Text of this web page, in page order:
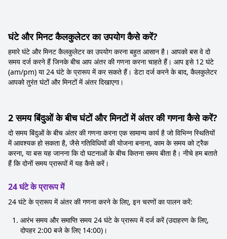
घंटे और मिनट कैलकुलेटर का उपयोग कैसे करें?
हमारे घंटे और मिनट कैलकुलेटर का उपयोग करना बहुत आसान है। आपको बस वे दो
समय दर्ज करने हैं जिनके बीच आप अंतर की गणना करना चाहते हैं। आप इसे 12 घंटे
(am/pm) या 24 घंटे के प्रारूप में कर सकते हैं। डेटा दर्ज करने के बाद, कैलकुलेटर
आपको तुरंत घंटों और मिनटों में अंतर दिखाएगा।
2 समय बिंदुओं के बीच घंटों और मिनटों में अंतर की गणना कैसे करें?
दो समय बिंदुओं के बीच अंतर की गणना करना एक सामान्य कार्य है जो विभिन्न स्थितियों
में आवश्यक हो सकता है, जैसे गतिविधियों की योजना बनाना, काम के समय को ट्रैक
करना, या बस यह जानना कि दो घटनाओं के बीच कितना समय बीता है। नीचे हम बताते
हैं कि दोनों समय प्रारूपों में यह कैसे करें।
24 घंटे के प्रारूप में
24 घंटे के प्रारूप में अंतर की गणना करने के लिए, इन चरणों का पालन करें:
आरंभ समय और समाप्ति समय 24 घंटे के प्रारूप में दर्ज करें (उदाहरण के लिए,
दोपहर 2:00 बजे के लिए 14:00)।